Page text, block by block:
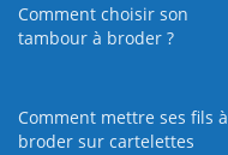
Comment choisir son
tambour à broder ?
Comment mettre ses fils à
broder sur cartelettes